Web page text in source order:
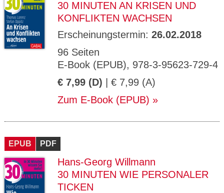
30 MINUTEN AN KRISEN UND
KONFLIKTEN WACHSEN
Erscheinungstermin: 26.02.2018
96 Seiten
E-Book (EPUB), 978-3-95623-729-4
€ 7,99 (D) | € 7,99 (A)
Zum E-Book (EPUB)
EPUB PDF
Hans-Georg Willmann
30 MINUTEN WIE PERSONALER
TICKEN